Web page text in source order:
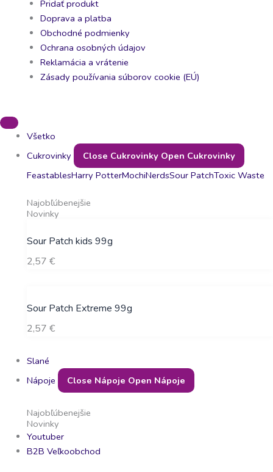
Pridať produkt
Doprava a platba
Obchodné podmienky
Ochrana osobných údajov
Reklamácia a vrátenie
Zásady používania súborov cookie (EÚ)
Všetko
Cukrovinky
Close Cukrovinky Open Cukrovinky
FeastablesHarry PotterMochiNerdsSour PatchToxic Waste
Najobľúbenejšie
Novinky
Sour Patch kids 99g
2,57 €
Sour Patch Extreme 99g
2,57 €
Slané
Nápoje
Close Nápoje Open Nápoje
Najobľúbenejšie
Novinky
Youtuber
B2B Veľkoobchod